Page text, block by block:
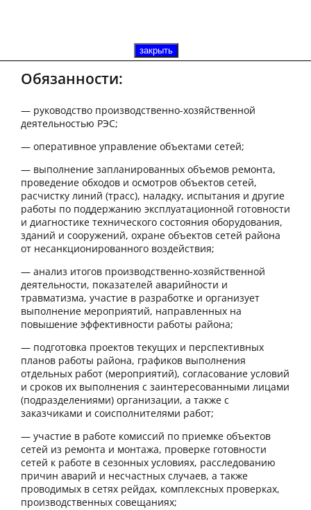
РЭС Чердаклинского района
Обязанности:
— руководство производственно-хозяйственной
деятельностью РЭС;
— оперативное управление объектами сетей;
— выполнение запланированных объемов ремонта,
проведение обходов и осмотров объектов сетей,
расчистку линий (трасс), наладку, испытания и другие
работы по поддержанию эксплуатационной готовности
и диагностике технического состояния оборудования,
зданий и сооружений, охране объектов сетей района
от несанкционированного воздействия;
— анализ итогов производственно-хозяйственной
деятельности, показателей аварийности и
травматизма, участие в разработке и организует
выполнение мероприятий, направленных на
повышение эффективности работы района;
— подготовка проектов текущих и перспективных
планов работы района, графиков выполнения
отдельных работ (мероприятий), согласование условий
и сроков их выполнения с заинтересованными лицами
(подразделениями) организации, а также с
заказчиками и соисполнителями работ;
— участие в работе комиссий по приемке объектов
сетей из ремонта и монтажа, проверке готовности
сетей к работе в сезонных условиях, расследованию
причин аварий и несчастных случаев, а также
проводимых в сетях рейдах, комплексных проверках,
производственных совещаниях;
закрыть
закрыть